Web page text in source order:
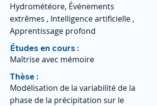
Hydrométéore, Événements
extrêmes , Intelligence artificielle ,
Apprentissage profond
Études en cours :
Maîtrise avec mémoire
Thèse :
Modélisation de la variabilité de la
phase de la précipitation sur le